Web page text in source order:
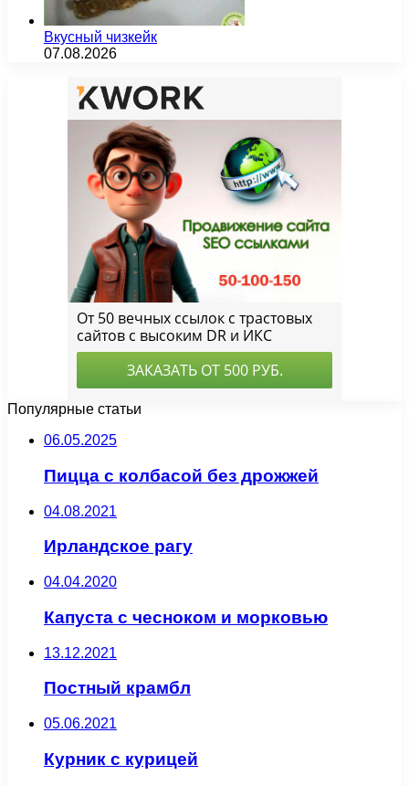
Вкусный чизкейк
07.08.2026
Популярные статьи
06.05.2025
Пицца с колбасой без дрожжей
04.08.2021
Ирландское рагу
04.04.2020
Капуста с чесноком и морковью
13.12.2021
Постный крамбл
05.06.2021
Курник с курицей